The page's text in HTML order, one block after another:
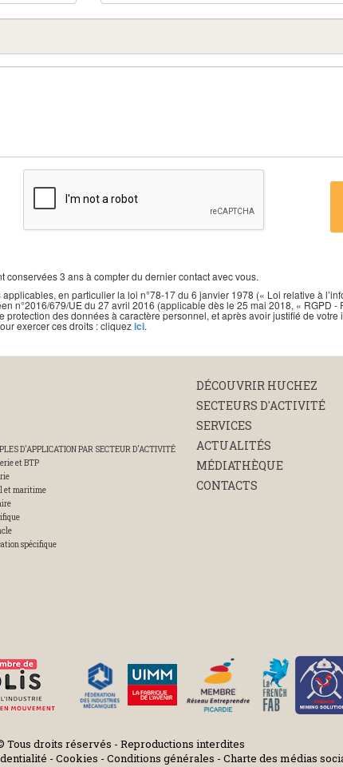
3 ans à compter du dernier contact avec vous.
en particulier la loi n°78-17 du 6 janvier 1978 (« Loi relative à
n°2016/679/UE du 27 avril 2016 (applicable dès le 25 mai 2018, « RGPD
des données à caractère personnel, et après avoir justifié de
exercer ces droits : cliquezici.
D'APPLICATION PAR SECTEUR D'ACTIVITÉ
et BTP
et maritime
spécifique
DÉCOUVRIR HUCHEZ
SECTEURS D'ACTIVITÉ
SERVICES
ACTUALITÉS
MÉDIATHÈQUE
CONTACTS
Tous droits réservés - Reproductions interdites
- Cookies - Conditions générales - Charte des médias